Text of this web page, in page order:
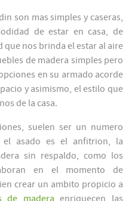
son mas simples y caseras,
de estar en casa, de
nos brinda el estar al aire
de madera simples pero
en su armado acorde
y asimismo, el estilo que
de la casa.
suelen ser un numero
asado es el anfitrion, la
sin respaldo, como los
en el momento de
crear un ambito propicio a
de maderaenriquecen las